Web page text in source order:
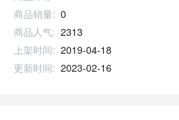
商品销量: 0
商品人气: 2313
上架时间: 2019-04-18
更新时间: 2023-02-16